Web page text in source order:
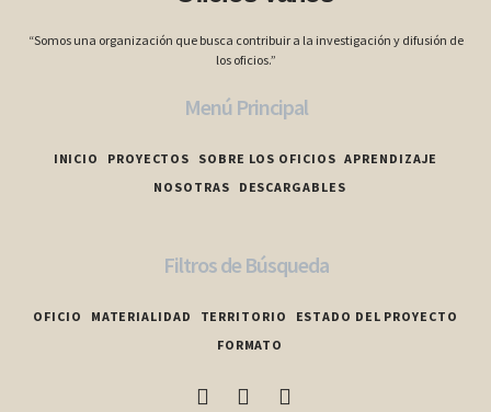
“Somos una organización que busca contribuir a la investigación y difusión de
los oficios.”
Menú Principal
INICIO PROYECTOS SOBRE LOS OFICIOS APRENDIZAJE
NOSOTRAS
DESCARGABLES
Filtros de Búsqueda
OFICIO MATERIALIDAD TERRITORIO
ESTADO DEL PROYECTO
FORMATO